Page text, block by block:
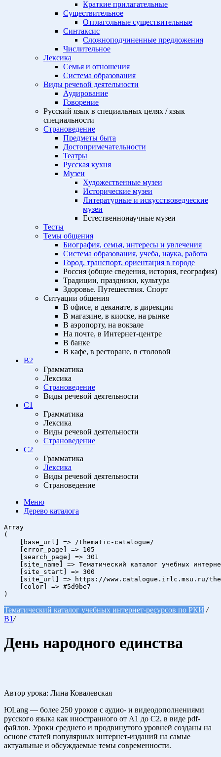
Краткие прилагательные
Существительное
Отглагольные существительные
Синтаксис
Сложноподчиненные предложения
Числительное
Лексика
Семья и отношения
Система образования
Виды речевой деятельности
Аудирование
Говорение
Русский язык в специальных целях / язык
специальности
Страноведение
Предметы быта
Достопримечательности
Театры
Русская кухня
Музеи
Художественные музеи
Исторические музеи
Литературные и искусствоведческие
музеи
Естественнонаучные музеи
Тесты
Темы общения
Биография, семья, интересы и увлечения
Система образования, учеба, наука, работа
Город, транспорт, ориентация в городе
Россия (общие сведения, история, география)
Традиции, праздники, культура
Здоровье. Путешествия. Спорт
Ситуации общения
В офисе, в деканате, в дирекции
В магазине, в киоске, на рынке
В аэропорту, на вокзале
На почте, в Интернет-центре
В банке
В кафе, в ресторане, в столовой
B2
Грамматика
Лексика
Страноведение
Виды речевой деятельности
C1
Грамматика
Лексика
Виды речевой деятельности
Страноведение
C2
Грамматика
Лексика
Виды речевой деятельности
Страноведение
Меню
Дерево каталога
Array
(
    [base_url] => /thematic-catalogue/
    [error_page] => 105
    [search_page] => 301
[site_name] => Тематический каталог учебных
    [site_start] => 300
[site_url] => https://www.catalogue.irlc.msu.ru/
    [color] => #5d9be7
Тематический каталог учебных интернет-ресурсов по РКИ /
B1/
День народного единства
Автор урока: Лина Ковалевская
ЮLang — более 250 уроков с аудио- и видеодополнениями
русского языка как иностранного от А1 до С2, в виде pdf-
файлов. Уроки среднего и продвинутого уровней созданы на
основе статей популярных интернет-изданий на самые
актуальные и обсуждаемые темы современности.